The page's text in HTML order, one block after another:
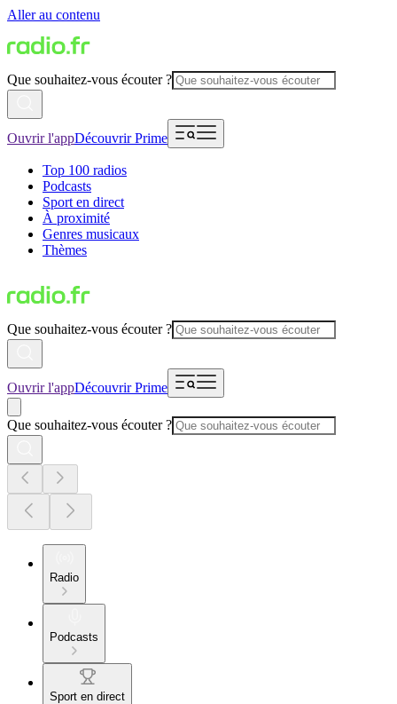
Aller au contenu
Que souhaitez-vous écouter ?
Ouvrir l'appDécouvrir Prime
Top 100 radios
Podcasts
Sport en direct
À proximité
Genres musicaux
Thèmes
Que souhaitez-vous écouter ?
Ouvrir l'appDécouvrir Prime
Que souhaitez-vous écouter ?
Radio
Podcasts
Sport en direct